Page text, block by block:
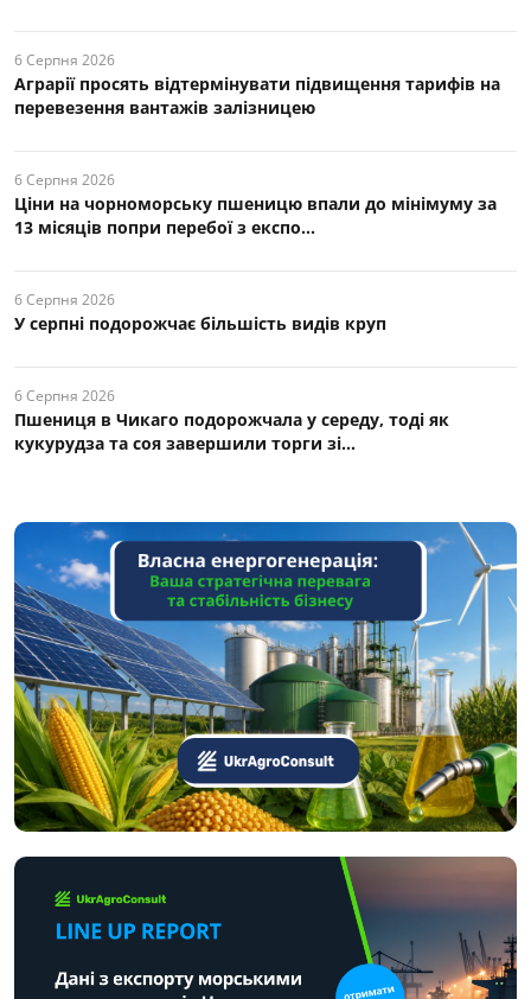
6 Серпня 2026
Аграрії просять відтермінувати підвищення тарифів на
перевезення вантажів залізницею
6 Серпня 2026
Ціни на чорноморську пшеницю впали до мінімуму за
13 місяців попри перебої з експо...
6 Серпня 2026
У серпні подорожчає більшість видів круп
6 Серпня 2026
Пшениця в Чикаго подорожчала у середу, тоді як
кукурудза та соя завершили торги зі...